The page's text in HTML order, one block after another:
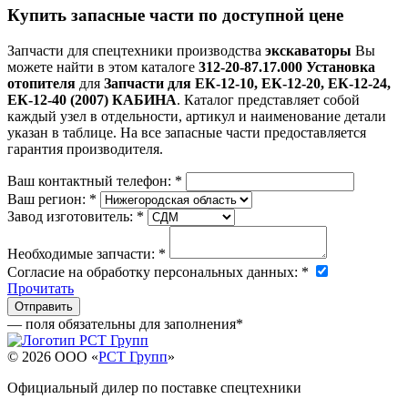
Купить запасные части по доступной цене
Запчасти для спецтехники производства экскаваторы Вы
можете найти в этом каталоге 312-20-87.17.000 Установка
отопителя для Запчасти для ЕК-12-10, ЕК-12-20, ЕК-12-24,
ЕК-12-40 (2007) КАБИНА. Каталог представляет собой
каждый узел в отдельности, артикул и наименование детали
указан в таблице. На все запасные части предоставляется
гарантия производителя.
Ваш контактный телефон: *
Ваш регион: *
Завод изготовитель: *
Необходимые запчасти: *
Согласие на обработку персональных данных: *
Прочитать
— поля обязательны для заполнения*
© 2026 OOO «РСТ Групп»
Официальный дилер по поставке спецтехники